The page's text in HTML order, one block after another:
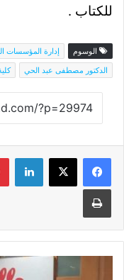
للكتاب .
الوسوم
إدارة المؤسسات
الدكتور مصطفى عبد الحي
فيسبوك‫X
طباعة